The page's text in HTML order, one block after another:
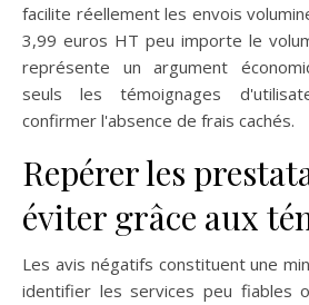
facilite réellement les envois
3,99 euros HT peu importe le
représente un argument
seuls les témoignages
confirmer l'absence de frais cachés.
Repérer les
éviter grâce aux
Les avis négatifs constituent une
identifier les services peu fiables